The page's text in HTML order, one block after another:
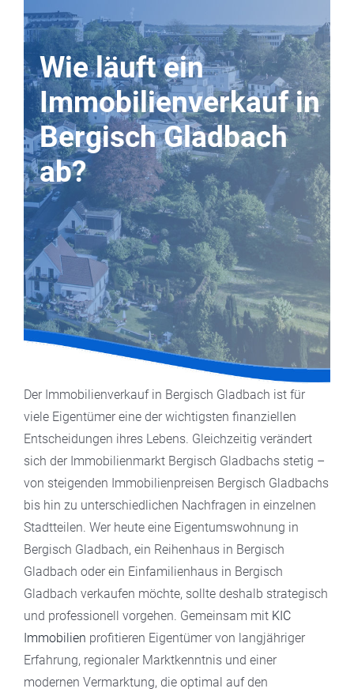
Wie läuft ein
Immobilienverkauf in
Bergisch Gladbach
ab?
Der Immobilienverkauf in Bergisch Gladbach ist für
viele Eigentümer eine der wichtigsten finanziellen
Entscheidungen ihres Lebens. Gleichzeitig verändert
sich der Immobilienmarkt Bergisch Gladbachs stetig –
von steigenden Immobilienpreisen Bergisch Gladbachs
bis hin zu unterschiedlichen Nachfragen in einzelnen
Stadtteilen. Wer heute eine Eigentumswohnung in
Bergisch Gladbach, ein Reihenhaus in Bergisch
Gladbach oder ein Einfamilienhaus in Bergisch
Gladbach verkaufen möchte, sollte deshalb strategisch
und professionell vorgehen. Gemeinsam mit KIC
Immobilien profitieren Eigentümer von langjähriger
Erfahrung, regionaler Marktkenntnis und einer
modernen Vermarktung, die optimal auf den